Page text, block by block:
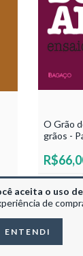
aceita o uso
de
ENTENDI
O Grão
grãos -